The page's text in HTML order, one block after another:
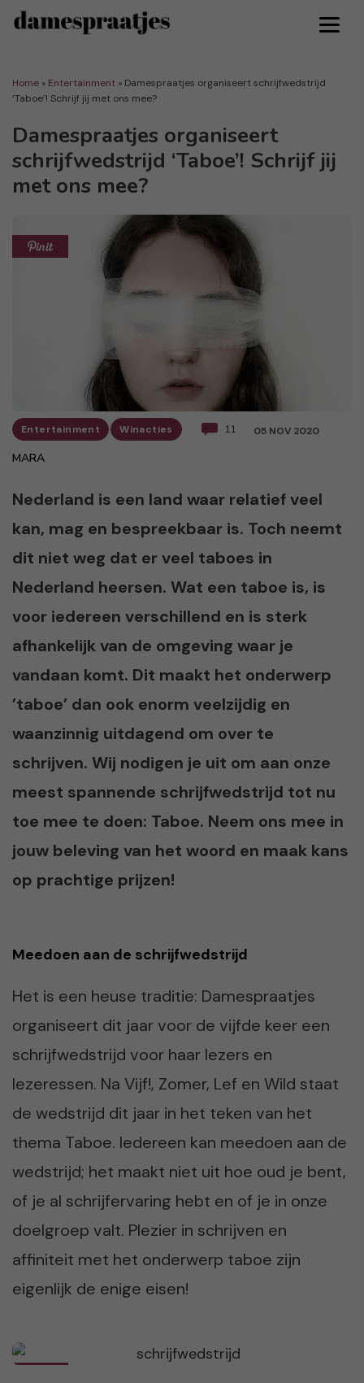
Home » Entertainment » Damespraatjes organiseert schrijfwedstrijd
‘Taboe’! Schrijf jij met ons mee?
Damespraatjes organiseert
schrijfwedstrijd ‘Taboe’! Schrijf jij
met ons mee?
Entertainment Winacties 11 05 NOV 2020
MARA
Nederland is een land waar relatief veel
kan, mag en bespreekbaar is. Toch neemt
dit niet weg dat er veel taboes in
Nederland heersen. Wat een taboe is, is
voor iedereen verschillend en is sterk
afhankelijk van de omgeving waar je
vandaan komt. Dit maakt het onderwerp
’taboe’ dan ook enorm veelzijdig en
waanzinnig uitdagend om over te
schrijven. Wij nodigen je uit om aan onze
meest spannende schrijfwedstrijd tot nu
toe mee te doen: Taboe. Neem ons mee in
jouw beleving van het woord en maak kans
op prachtige prijzen!
Meedoen aan de schrijfwedstrijd
Het is een heuse traditie: Damespraatjes
organiseert dit jaar voor de vijfde keer een
schrijfwedstrijd voor haar lezers en
lezeressen. Na Vijf!, Zomer, Lef en Wild staat
de wedstrijd dit jaar in het teken van het
thema Taboe. Iedereen kan meedoen aan de
wedstrijd; het maakt niet uit hoe oud je bent,
of je al schrijfervaring hebt en of je in onze
doelgroep valt. Plezier in schrijven en
affiniteit met het onderwerp taboe zijn
eigenlijk de enige eisen!